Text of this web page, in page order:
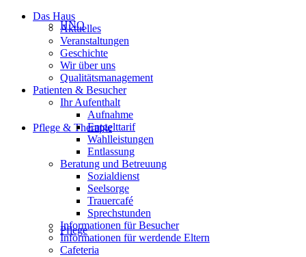
HNO
Pflege & Therapie
Pflege
Das Haus
Aktuelles
Veranstaltungen
Geschichte
Wir über uns
Qualitätsmanagement
Patienten & Besucher
Ihr Aufenthalt
Aufnahme
Entgelttarif
Wahlleistungen
Entlassung
Beratung und Betreuung
Sozialdienst
Seelsorge
Trauercafé
Sprechstunden
Informationen für Besucher
Informationen für werdende Eltern
Cafeteria